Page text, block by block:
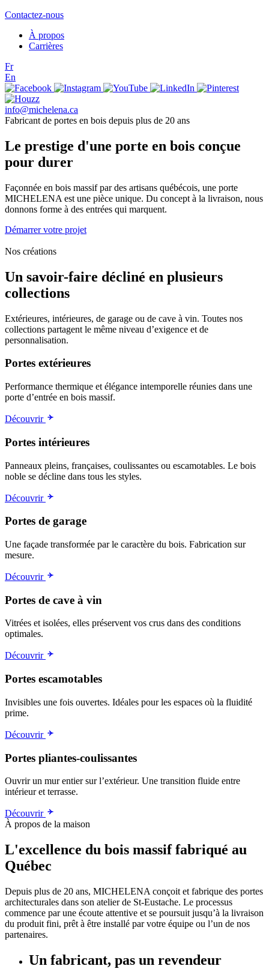
Contactez-nous
À propos
Carrières
Fr
En
info@michelena.ca
Fabricant de portes en bois depuis plus de 20 ans
Le prestige d'une porte en bois conçue
pour durer
Façonnée en bois massif par des artisans québécois, une porte
MICHELENA est une pièce unique. Du concept à la livraison, nous
donnons forme à des entrées qui marquent.
Démarrer votre projet
Nos créations
Un savoir-faire décliné en plusieurs
collections
Extérieures, intérieures, de garage ou de cave à vin. Toutes nos
collections partagent le même niveau d’exigence et de
personnalisation.
Portes extérieures
Performance thermique et élégance intemporelle réunies dans une
porte d’entrée en bois massif.
Découvrir
Portes intérieures
Panneaux pleins, françaises, coulissantes ou escamotables. Le bois
noble se décline dans tous les styles.
Découvrir
Portes de garage
Une façade transformée par le caractère du bois. Fabrication sur
mesure.
Découvrir
Portes de cave à vin
Vitrées et isolées, elles préservent vos crus dans des conditions
optimales.
Découvrir
Portes escamotables
Invisibles une fois ouvertes. Idéales pour les espaces où la fluidité
prime.
Découvrir
Portes pliantes-coulissantes
Ouvrir un mur entier sur l’extérieur. Une transition fluide entre
intérieur et terrasse.
Découvrir
À propos de la maison
L'excellence du bois massif fabriqué au
Québec
Depuis plus de 20 ans, MICHELENA conçoit et fabrique des portes
architecturales dans son atelier de St-Eustache. Le processus
commence par une écoute attentive et se poursuit jusqu’à la livraison
du produit fini, prêt à être installé par votre équipe ou l’un de nos
partenaires.
Un fabricant, pas un revendeur